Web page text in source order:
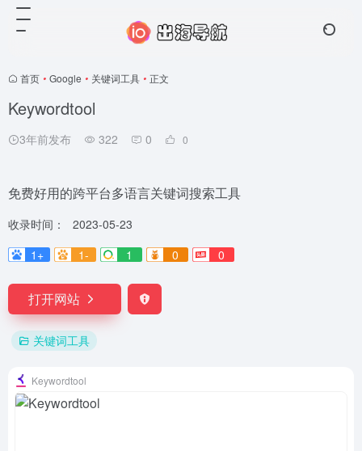
首页 • Google • 关键词工具 • 正文
Keywordtool
3年前发布 322 0 0
免费好用的跨平台多语言关键词搜索工具
收录时间：
2023-05-23
1+
1- 1 0 0
打开网站
关键词工具
Keywordtool